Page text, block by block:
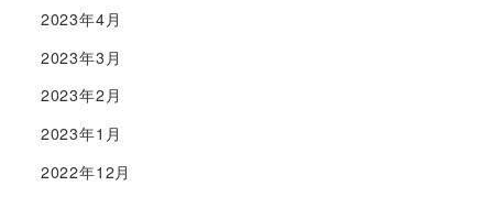
2023年4月
2023年3月
2023年2月
2023年1月
2022年12月